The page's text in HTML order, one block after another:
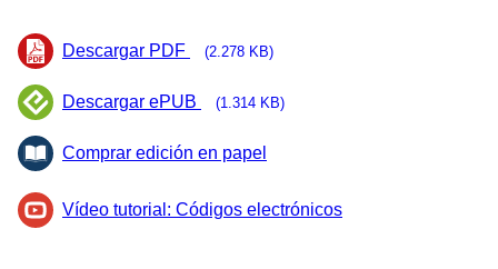
Descargar PDF (2.278 KB)
Descargar ePUB (1.314 KB)
Comprar edición en papel
Vídeo tutorial: Códigos electrónicos